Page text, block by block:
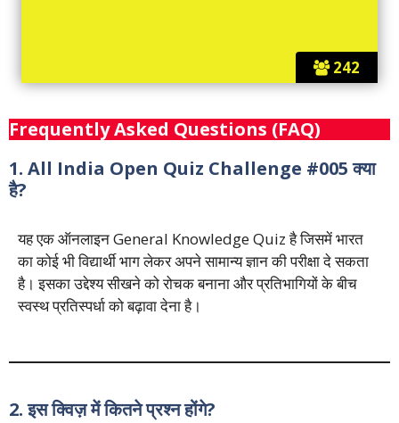
242
Frequently Asked Questions (FAQ)
1. All India Open Quiz Challenge #005 क्या
है?
यह एक ऑनलाइन General Knowledge Quiz है जिसमें भारत
का कोई भी विद्यार्थी भाग लेकर अपने सामान्य ज्ञान की परीक्षा दे सकता
है। इसका उद्देश्य सीखने को रोचक बनाना और प्रतिभागियों के बीच
स्वस्थ प्रतिस्पर्धा को बढ़ावा देना है।
2. इस क्विज़ में कितने प्रश्न होंगे?